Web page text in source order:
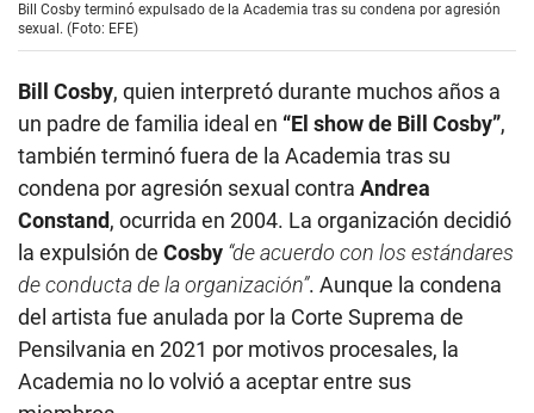
Bill Cosby terminó expulsado de la Academia tras su condena por agresión
sexual. (Foto: EFE)
Bill Cosby, quien interpretó durante muchos años a
un padre de familia ideal en “El show de Bill Cosby”,
también terminó fuera de la Academia tras su
condena por agresión sexual contra Andrea
Constand, ocurrida en 2004. La organización decidió
la expulsión de Cosby “de acuerdo con los estándares
de conducta de la organización”. Aunque la condena
del artista fue anulada por la Corte Suprema de
Pensilvania en 2021 por motivos procesales, la
Academia no lo volvió a aceptar entre sus